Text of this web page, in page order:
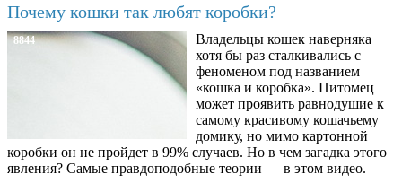
Почему кошки так любят коробки?
8844
Владельцы кошек наверняка
хотя бы раз сталкивались с
феноменом под названием
«кошка и коробка». Питомец
может проявить равнодушие к
самому красивому кошачьему
домику, но мимо картонной
коробки он не пройдет в 99% случаев. Но в чем загадка этого
явления? Самые правдоподобные теории — в этом видео.